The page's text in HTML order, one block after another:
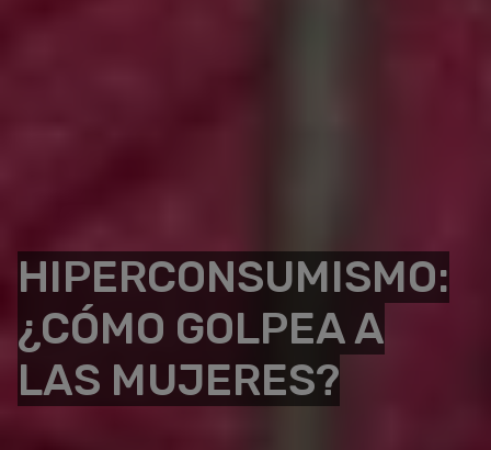
HIPERCONSUMISMO:
¿CÓMO GOLPEA A
LAS MUJERES?